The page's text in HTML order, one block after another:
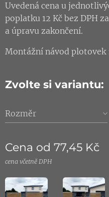
Uvedená cena u
poplatku 12 Kč bez DPH
a úpravu zakončení.
Montážní návod plotovek
Zvolte si variantu:
Rozměr
Cena od 77,45 Kč
cena včetně DPH